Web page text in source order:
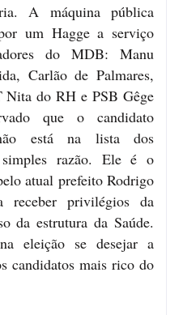
A máquina pública
um Hagge a serviço
do MDB: Manu
Carlão de Palmares,
Nita do RH e PSB Gêge
que o candidato
está na lista dos
razão. Ele é o
atual prefeito Rodrigo
receber privilégios da
da estrutura da Saúde.
eleição se desejar a
candidatos mais rico do